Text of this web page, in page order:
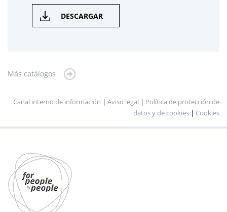
DESCARGAR
Más catálogos
Canal interno de información | Aviso legal | Política de protección de
datos y de cookies | Cookies